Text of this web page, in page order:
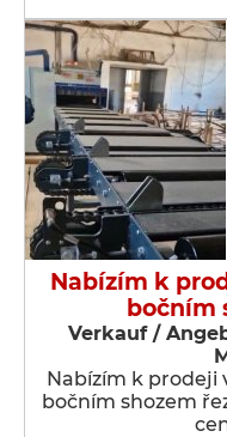
Nabízím k
bočním
Verkauf /
Nabízím k prodeji
bočním shozem